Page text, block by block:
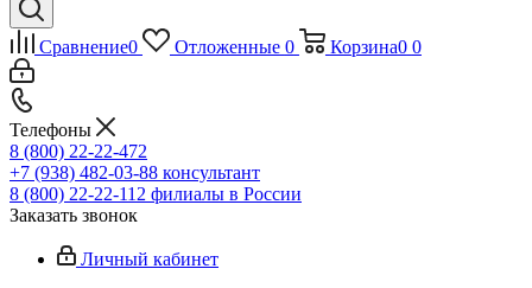
Сравнение0 Отложенные 0 Корзина0 0
Телефоны
8 (800) 22-22-472
+7 (938) 482-03-88 консультант
8 (800) 22-22-112 филиалы в России
Заказать звонок
Личный кабинет